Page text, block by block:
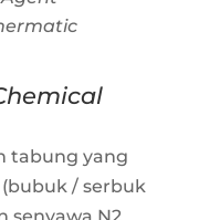
tabung yang
(bubuk / serbuk
senyawa N2